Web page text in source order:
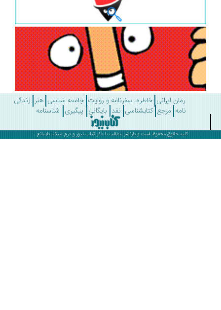
رمان ایرانی خاطره، سفرنامه و روایت جامعه شناسی هنر زندگی
مرجع کتابشناسی نقد بایگانی پیگیری شناسنامه
کلیه حقوق محفوظ است و بازنشر مطالب با ذکرکتاب نیوز و درج لینک، بلامانع .